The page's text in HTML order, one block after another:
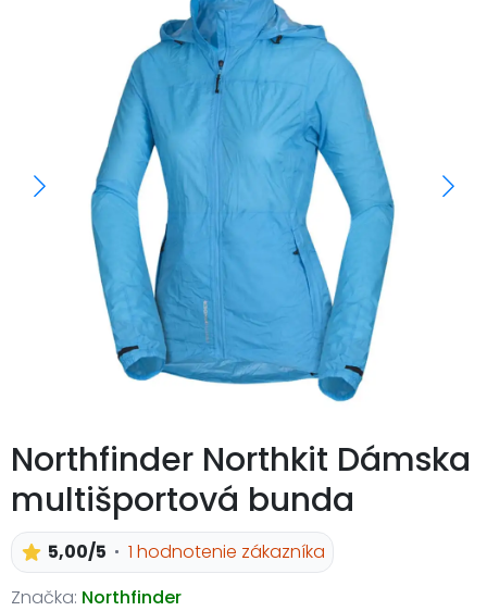
Northfinder Northkit Dámska
multišportová bunda
5,00/5
1 hodnotenie zákazníka
Značka: Northfinder